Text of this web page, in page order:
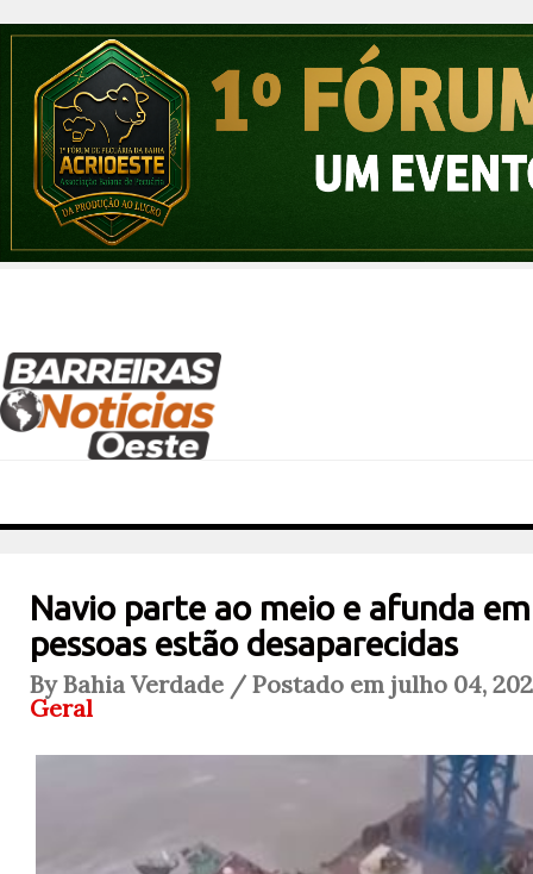
Navio parte ao meio e afunda
pessoas estão desaparecidas
By Bahia Verdade / Postado em julho 04,
Geral